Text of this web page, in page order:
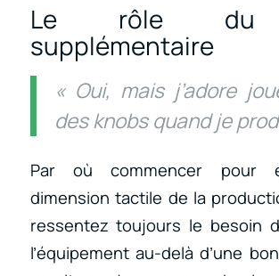
Le rôle du
supplémentaire
« Oui, mais j’adore
des knobs quand je
Par où commencer pour
dimension tactile de la
ressentez toujours le besoin
l’équipement au-delà d’une